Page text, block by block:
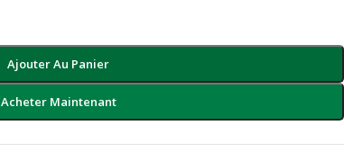
Ajouter Au Panier
Acheter Maintenant